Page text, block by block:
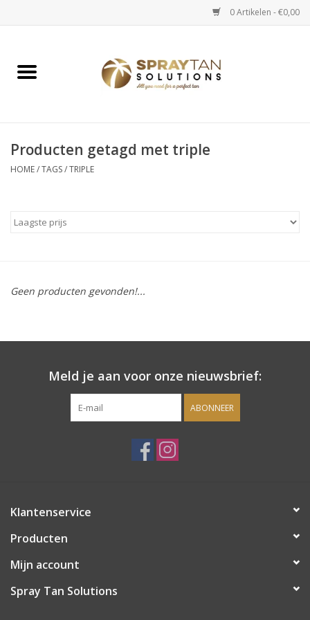
0 Artikelen - €0,00
Home
Spray Tan Starterspakketten
Selftan producten
Verzorging / Accessoires
Onderdelen
Ventilatoren / Afzuiging
adviesgesprek met ons!
Suntana
Producten getagd met triple
HOME/TAGS/TRIPLE
Geen producten gevonden!...
Meld je aan voor onze nieuwsbrief:
ABONNEER
Klantenservice
Producten
Mijn account
Spray Tan Solutions